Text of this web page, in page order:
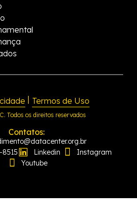
| Termos de Uso
Todos os direitos reservados
Contatos:
8515
Linkedin
Instagram
Youtube